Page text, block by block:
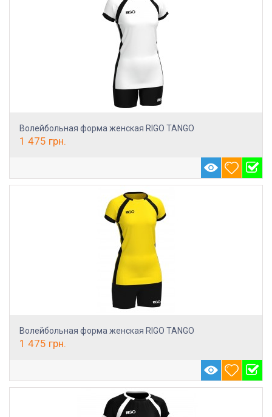
Волейбольная форма женская RIGO TANGO
1 475 грн.
Волейбольная форма женская RIGO TANGO
1 475 грн.